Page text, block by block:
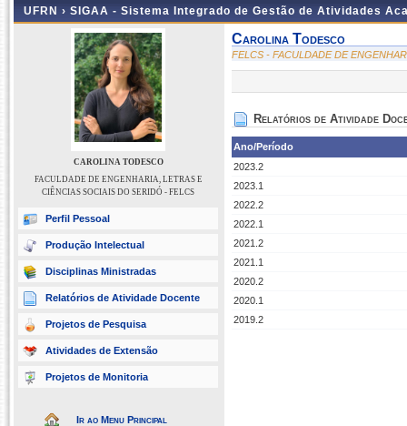
UFRN › SIGAA - Sistema Integrado de Gestão de Atividades
CAROLINA TODESCO
FACULDADE DE ENGENHARIA, LETRAS E
CIÊNCIAS SOCIAIS DO SERIDÓ - FELCS
Perfil Pessoal
Produção Intelectual
Disciplinas Ministradas
Relatórios de Atividade Docente
Projetos de Pesquisa
Atividades de Extensão
Projetos de Monitoria
Ir ao Menu Principal
Carolina Todesco
FELCS - FACULDADE DE
Relatórios de Atividade
Ano/Período
2023.2
2023.1
2022.2
2022.1
2021.2
2021.1
2020.2
2020.1
2019.2